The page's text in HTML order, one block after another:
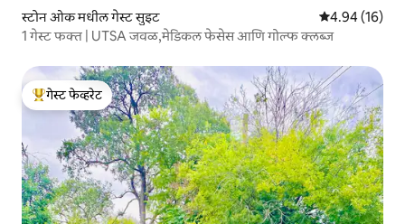
स्टोन ओक मधील गेस्ट सुइट 5 पैकी 4.94
4.94 (16)
1 गेस्ट फक्त | UTSA जवळ,मेडिकल फेसेस आणि गोल्फ क्लब्ज
टॉप गेस्ट फेव्हरेट
गेस्ट फेव्हरेट